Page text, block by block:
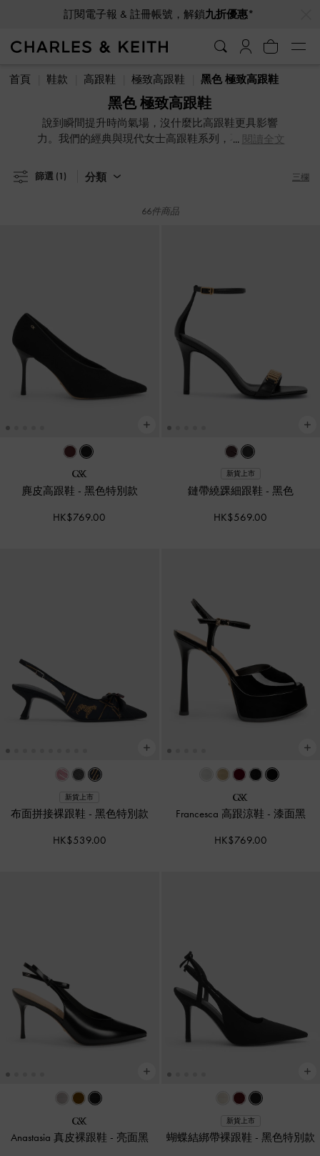
訂閱電子報 & 註冊帳號，解鎖九折優惠*
訂閱電子報 & 註冊帳號，解鎖 九折優惠*
首頁 鞋款 高跟鞋 極致高跟鞋 黑色 極致高跟鞋
黑色 極致高跟鞋
說到瞬間提升時尚氣場，沒什麼比高跟鞋更具影響
力。我們的經典與現代女士高跟鞋系列，不僅優雅且
是讓妳脫穎而出的絕佳方式 —— 無論在形象還是高度
閱讀全文
篩選 (1) 分類 三欄
66件商品
麂皮高跟鞋 - 黑色特別款
HK$769.00
新貨上市
鏈帶繞踝細跟鞋 - 黑色
HK$569.00
新貨上市
布面拼接裸跟鞋 - 黑色特別款
HK$539.00
Francesca 高跟涼鞋 - 漆面黑
HK$769.00
Anastasia 真皮裸跟鞋 - 亮面黑
新貨上市
蝴蝶結綁帶裸跟鞋 - 黑色特別款